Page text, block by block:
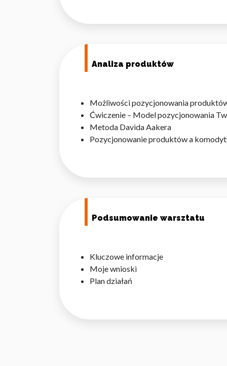
Analiza produktów
Możliwości pozycjonowania
Ćwiczenie – Model pozycjonowania
Metoda Davida Aakera
Pozycjonowanie produktów a
Podsumowanie warsztatu
Kluczowe informacje
Moje wnioski
Plan działań